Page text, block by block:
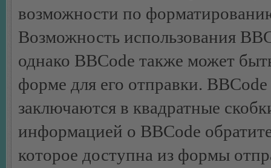
возможности по
Возможность использования
однако BBCode также может
форме для его отправки.
заключаются в квадратные
информацией о BBCode
которое доступна из формы